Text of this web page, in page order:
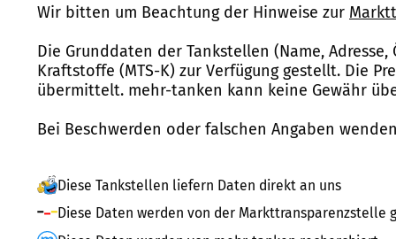
Wir bitten um Beachtung der Hinweise zur
Die Grunddaten der Tankstellen (Name,
Kraftstoffe (MTS-K) zur Verfügung gestellt. Die
übermittelt. mehr-tanken kann keine Gewähr
Bei Beschwerden oder falschen Angaben
Diese Tankstellen liefern Daten direkt an uns
Diese Daten werden von der Markttransparenzstelle